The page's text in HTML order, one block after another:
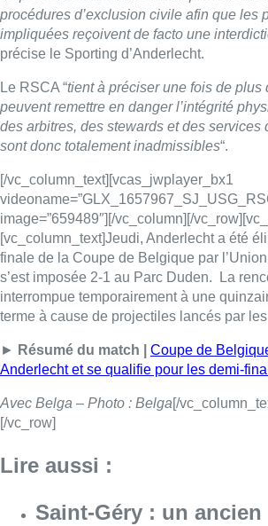
procédures d’exclusion civile afin que les
impliquées reçoivent de facto une
précise le Sporting d’Anderlecht.
Le RSCA “tient à préciser une fois de plus
peuvent remettre en danger l’intégrité
des arbitres, des stewards et des services
sont donc totalement inadmissibles“.
[/vc_column_text][vcas_jwplayer_bx1
image=”659489″][/vc_column][/
[vc_column_text]Jeudi, Anderlecht a été
finale de la Coupe de Belgique par
s’est imposée 2-1 au Parc Duden. La
interrompue temporairement à une
terme à cause de projectiles lancés par
► Résumé du match |
Coupe de
Anderlecht et se qualifie pour les demi-
Avec Belga – Photo : Belga[/
[/vc_row]
Lire aussi :
Saint-Géry : un ancien